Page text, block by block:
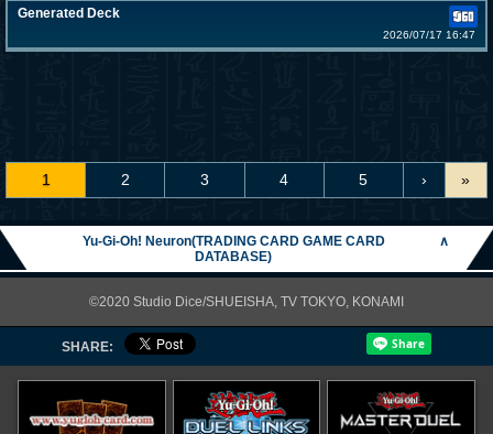
Generated Deck
2026/07/17 16:47
1 2 3 4 5 › »
Yu-Gi-Oh! Neuron(TRADING CARD GAME CARD
DATABASE)
∧
©2020 Studio Dice/SHUEISHA, TV TOKYO, KONAMI
SHARE: